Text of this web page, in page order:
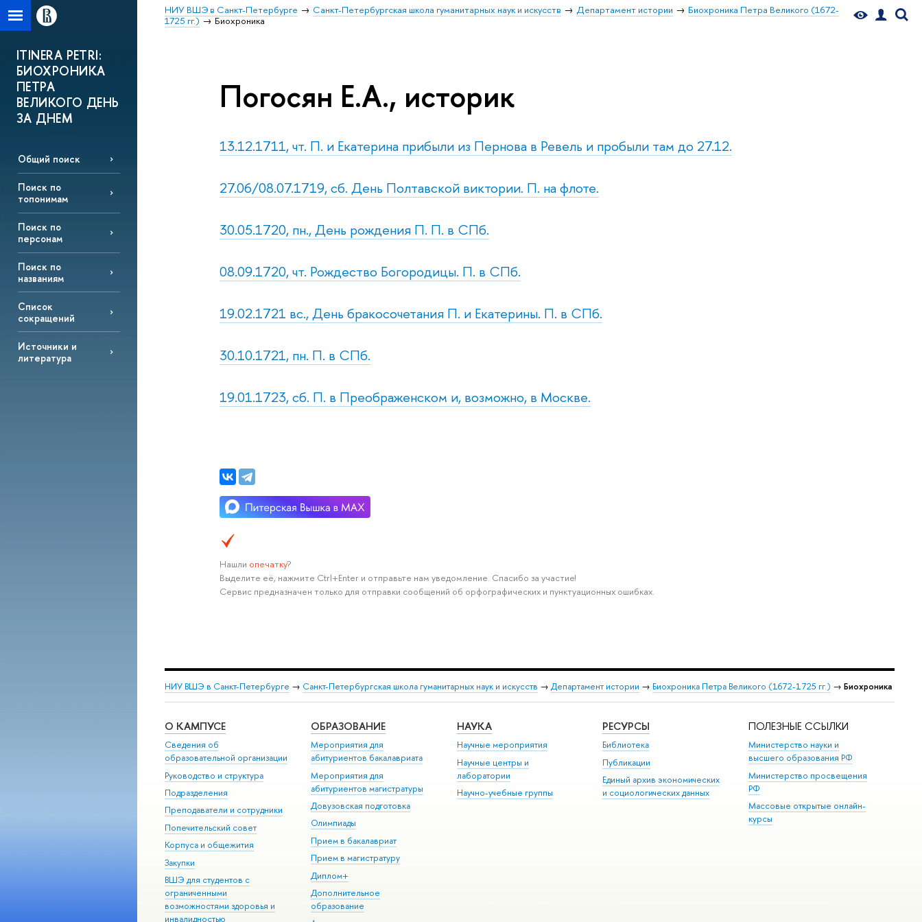
НИУ ВШЭ в Санкт-Петербурге Санкт-Петербургская школа гуманитарных наук и искусств Департамент истории
Биохроника Петра Великого (1672-
1725 гг.)
Биохроника
ITINERA PETRI:
БИОХРОНИКА
ПЕТРА
ВЕЛИКОГО ДЕНЬ
ЗА ДНЕМ
Общий поиск
Поиск по
топонимам
Поиск по
персонам
Поиск по
названиям
Список
сокращений
Источники и
литература
Погосян Е.А., историк
13.12.1711, чт. П. и Екатерина прибыли из Пернова в Ревель и пробыли там до 27.12.
27.06/08.07.1719, сб. День Полтавской виктории. П. на флоте.
30.05.1720, пн., День рождения П. П. в СПб.
08.09.1720, чт. Рождество Богородицы. П. в СПб.
19.02.1721 вс., День бракосочетания П. и Екатерины. П. в СПб.
30.10.1721, пн. П. в СПб.
19.01.1723, сб. П. в Преображенском и, возможно, в Москве.
Нашли опечатку?
Выделите её, нажмите Ctrl+Enter и отправьте нам уведомление. Спасибо за участие!
Сервис предназначен только для отправки сообщений об орфографических и пунктуационных ошибках.
НИУ ВШЭ в Санкт-Петербурге → Санкт-Петербургская школа гуманитарных наук и искусств → Департамент истории → Биохроника Петра Великого (1672-1725 гг.) → Биохроника
О КАМПУСЕ
Сведения об
образовательной организации
Руководство и структура
Подразделения
Преподаватели и сотрудники
Попечительский совет
Корпуса и общежития
Закупки
ВШЭ для студентов с
ограниченными
возможностями здоровья и
инвалидностью
ОБРАЗОВАНИЕ
Мероприятия для
абитуриентов бакалавриата
Мероприятия для
абитуриентов магистратуры
Довузовская подготовка
Олимпиады
Прием в бакалавриат
Прием в магистратуру
Диплом+
Дополнительное
образование
НАУКА
Научные мероприятия
Научные центры и
лаборатории
Научно-учебные группы
РЕСУРСЫ
Библиотека
Публикации
Единый архив экономических
и социологических данных
ПОЛЕЗНЫЕ ССЫЛКИ
Министерство науки и
высшего образования РФ
Министерство просвещения
РФ
Массовые открытые онлайн-
курсы